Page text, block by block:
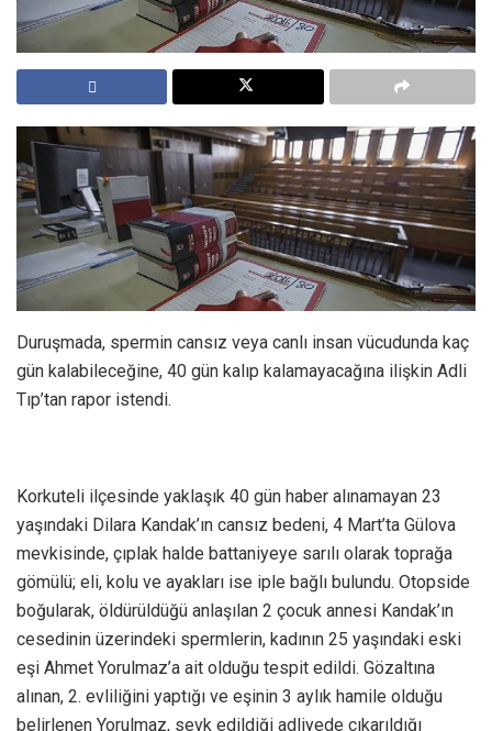
Duruşmada, spermin cansız veya canlı insan vücudunda kaç
gün kalabileceğine, 40 gün kalıp kalamayacağına ilişkin Adli
Tıp’tan rapor istendi.
Korkuteli ilçesinde yaklaşık 40 gün haber alınamayan 23
yaşındaki Dilara Kandak’ın cansız bedeni, 4 Mart’ta Gülova
mevkisinde, çıplak halde battaniyeye sarılı olarak toprağa
gömülü; eli, kolu ve ayakları ise iple bağlı bulundu. Otopside
boğularak, öldürüldüğü anlaşılan 2 çocuk annesi Kandak’ın
cesedinin üzerindeki spermlerin, kadının 25 yaşındaki eski
eşi Ahmet Yorulmaz’a ait olduğu tespit edildi. Gözaltına
alınan, 2. evliliğini yaptığı ve eşinin 3 aylık hamile olduğu
belirlenen Yorulmaz, sevk edildiği adliyede çıkarıldığı